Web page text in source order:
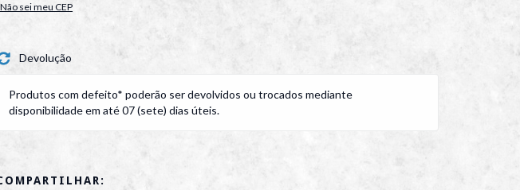
Não sei meu CEP
Devolução
Produtos com defeito* poderão ser devolvidos ou trocados mediante
disponibilidade em até 07 (sete) dias úteis.